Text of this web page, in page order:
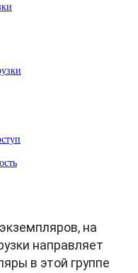
на
направляет
в этой группе